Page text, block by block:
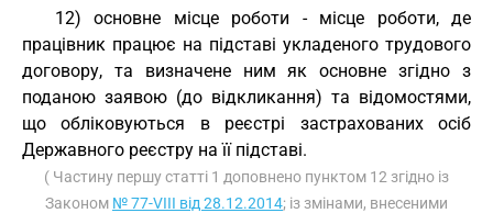
12) основне місце роботи - місце роботи, де
працівник працює на підставі укладеного трудового
договору, та визначене ним як основне згідно з
поданою заявою (до відкликання) та відомостями,
що обліковуються в реєстрі застрахованих осіб
Державного реєстру на її підставі.
( Частину першу статті 1 доповнено пунктом 12 згідно із
Законом № 77-VIII від 28.12.2014; із змінами, внесеними